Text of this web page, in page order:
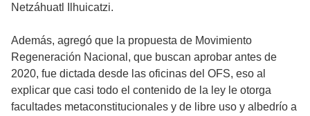
Netzáhuatl Ilhuicatzi.
Además, agregó que la propuesta de Movimiento
Regeneración Nacional, que buscan aprobar antes de
2020, fue dictada desde las oficinas del OFS, eso al
explicar que casi todo el contenido de la ley le otorga
facultades metaconstitucionales y de libre uso y albedrío a